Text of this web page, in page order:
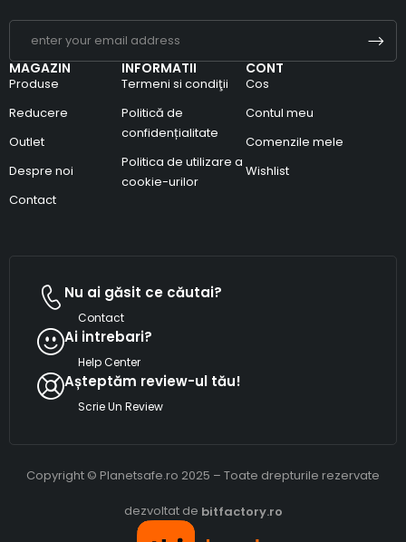
MAGAZIN
Produse
Reducere
Outlet
Despre noi
Contact
INFORMATII
Termeni si condiţii
Politică de
confidențialitate
Politica de utilizare a
cookie-urilor
CONT
Cos
Contul meu
Comenzile mele
Wishlist
Nu ai găsit ce căutai?
Contact
Ai intrebari?
Help Center
Așteptăm review-ul tău!
Scrie Un Review
Copyright © Planetsafe.ro 2025 – Toate drepturile rezervate
dezvoltat de bitfactory.ro